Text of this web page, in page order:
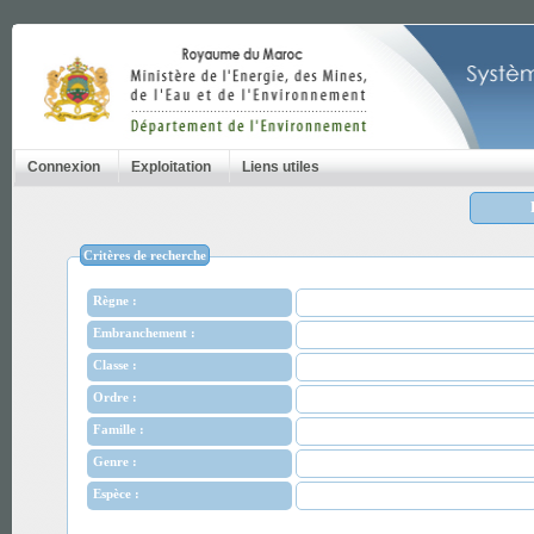
Connexion Exploitation Liens utiles
Critères de recherche
Règne :
Embranchement :
Classe :
Ordre :
Famille :
Genre :
Espèce :